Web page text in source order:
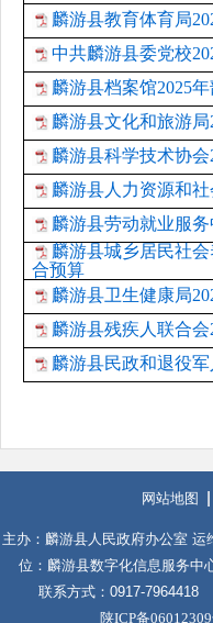
麟游县教育体育局
中共麟游县委党校
麟游县档案馆2025
麟游县文化和旅游
麟游县科学技术协
麟游县人力资源和
麟游县劳动就业服
麟游县城乡居民社
合预算
麟游县卫生健康局
麟游县残疾人联合
麟游县民政和退役
网站地图
主办：麟游县人民政府办公室 运
位：麟游县数字化信息服务中
联系方式：0917-7964418
陕ICP备